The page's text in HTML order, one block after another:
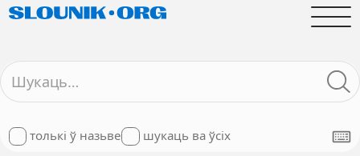
толькі ў назьве шукаць ва ўсіх